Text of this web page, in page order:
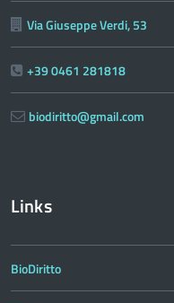
Via Giuseppe Verdi, 53
+39 0461 281818
biodiritto@gmail.com
Links
BioDiritto